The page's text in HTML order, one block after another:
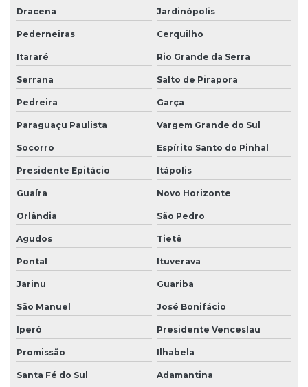
Dracena Jardinópolis
Pederneiras Cerquilho
Itararé Rio Grande da Serra
Serrana Salto de Pirapora
Pedreira Garça
Paraguaçu Paulista Vargem Grande do Sul
Socorro Espírito Santo do Pinhal
Presidente Epitácio Itápolis
Guaíra Novo Horizonte
Orlândia São Pedro
Agudos Tietê
Pontal Ituverava
Jarinu Guariba
São Manuel José Bonifácio
Iperó Presidente Venceslau
Promissão Ilhabela
Santa Fé do Sul Adamantina